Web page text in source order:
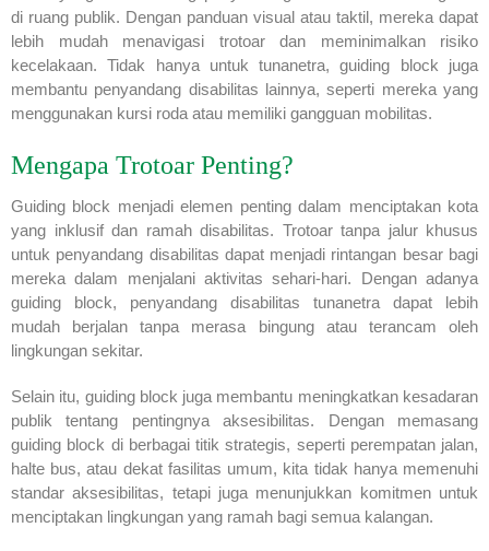
di ruang publik. Dengan panduan visual atau taktil, mereka dapat
lebih mudah menavigasi trotoar dan meminimalkan risiko
kecelakaan. Tidak hanya untuk tunanetra, guiding block juga
membantu penyandang disabilitas lainnya, seperti mereka yang
menggunakan kursi roda atau memiliki gangguan mobilitas.
Mengapa Trotoar Penting?
Guiding block menjadi elemen penting dalam menciptakan kota
yang inklusif dan ramah disabilitas. Trotoar tanpa jalur khusus
untuk penyandang disabilitas dapat menjadi rintangan besar bagi
mereka dalam menjalani aktivitas sehari-hari. Dengan adanya
guiding block, penyandang disabilitas tunanetra dapat lebih
mudah berjalan tanpa merasa bingung atau terancam oleh
lingkungan sekitar.
Selain itu, guiding block juga membantu meningkatkan kesadaran
publik tentang pentingnya aksesibilitas. Dengan memasang
guiding block di berbagai titik strategis, seperti perempatan jalan,
halte bus, atau dekat fasilitas umum, kita tidak hanya memenuhi
standar aksesibilitas, tetapi juga menunjukkan komitmen untuk
menciptakan lingkungan yang ramah bagi semua kalangan.